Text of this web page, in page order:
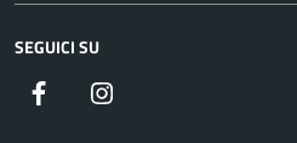
SEGUICI SU
Facebook